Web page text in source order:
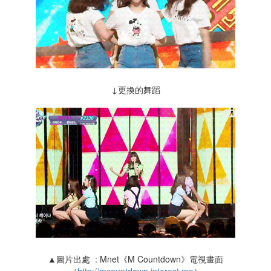
↓更換的舞蹈
▲圖片出處 : Mnet《M Countdown》電視畫面